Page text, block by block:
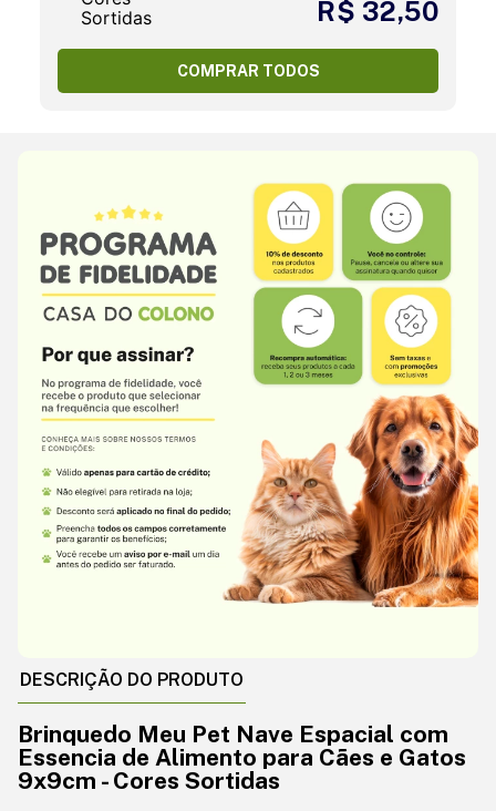
R$ 32,50
COMPRAR TODOS
DESCRIÇÃO DO PRODUTO
Brinquedo Meu Pet Nave Espacial com
Essencia de Alimento para Cães e Gatos
9x9cm - Cores Sortidas